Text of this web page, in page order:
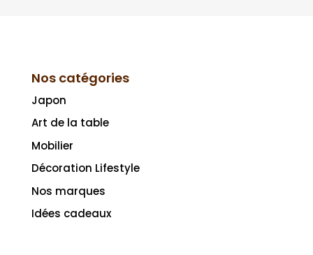
Nos catégories
Japon
Art de la table
Mobilier
Décoration Lifestyle
Nos marques
Idées cadeaux